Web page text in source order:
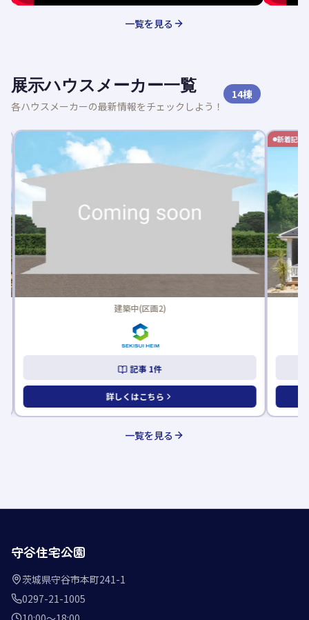
一覧を見る
展示ハウスメーカー一覧
各ハウスメーカーの最新情報をチェックしよう！
14棟
建築中(区画2)
記事1件
詳しくはこちら
新着記事
一覧を見る
守谷住宅公園
茨城県守谷市本町241-1
0297-21-1005